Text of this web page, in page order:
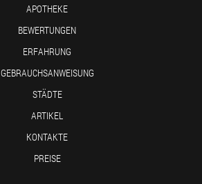
APOTHEKE
BEWERTUNGEN
ERFAHRUNG
GEBRAUCHSANWEISUNG
STÄDTE
ARTIKEL
KONTAKTE
PREISE